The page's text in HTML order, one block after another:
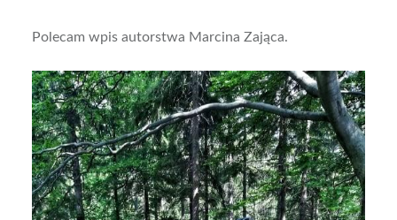
Polecam wpis autorstwa Marcina Zająca.